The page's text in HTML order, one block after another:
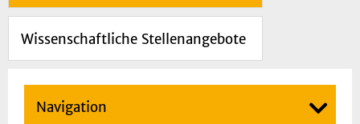
Wissenschaftliche Stellenangebote
Navigation